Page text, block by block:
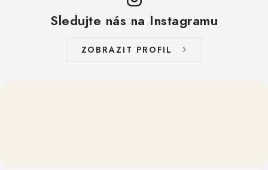
Sledujte nás na Instagramu
ZOBRAZIT PROFIL